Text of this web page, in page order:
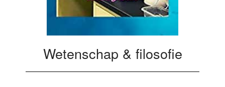
Wetenschap & filosofie